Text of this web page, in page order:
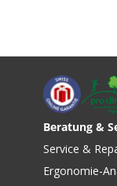
Beratung &
Service &
Ergonomie-